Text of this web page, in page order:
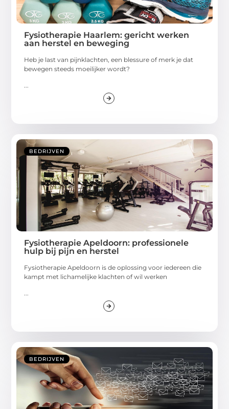
Fysiotherapie Haarlem: gericht werken
aan herstel en beweging
Heb je last van pijnklachten, een blessure of merk je dat
bewegen steeds moeilijker wordt?
...
BEDRIJVEN
Fysiotherapie Apeldoorn: professionele
hulp bij pijn en herstel
Fysiotherapie Apeldoorn is de oplossing voor iedereen die
kampt met lichamelijke klachten of wil werken
...
BEDRIJVEN